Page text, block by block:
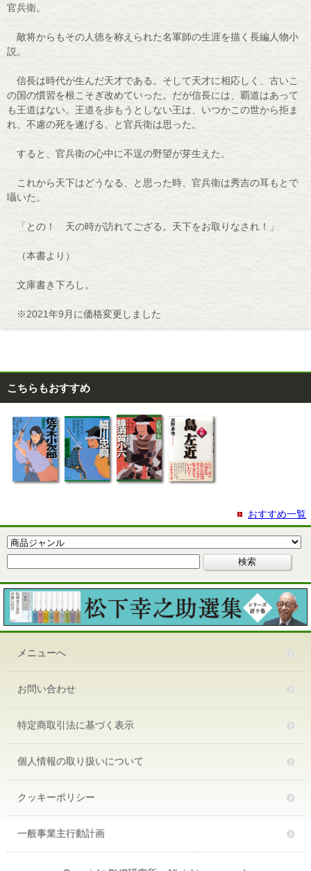
官兵衛。
敵将からもその人徳を称えられた名軍師の生涯を描く長編人物小
説。
信長は時代が生んだ天才である。そして天才に相応しく、古いこ
の国の慣習を根こそぎ改めていった。だが信長には、覇道はあって
も王道はない。王道を歩もうとしない王は、いつかこの世から拒ま
れ、不慮の死を遂げる、と官兵衛は思った。
すると、官兵衛の心中に不逞の野望が芽生えた。
これから天下はどうなる、と思った時、官兵衛は秀吉の耳もとで
囁いた。
「との！ 天の時が訪れてござる。天下をお取りなされ！」
（本書より）
文庫書き下ろし。
※2021年9月に価格変更しました
こちらもおすすめ
おすすめ一覧
メニューへ
お問い合わせ
特定商取引法に基づく表示
個人情報の取り扱いについて
クッキーポリシー
一般事業主行動計画